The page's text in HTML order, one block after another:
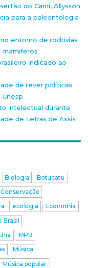
do Cariri, Allysson
para a paleontologia
entorno de rodovias
indicado ao
de rever políticas
Unesp
intelectual durante
de Letras de Assis
Biologia
Botucatu
Conservação
ecologia
Economia
Brasil
MPB
Música
Música popular